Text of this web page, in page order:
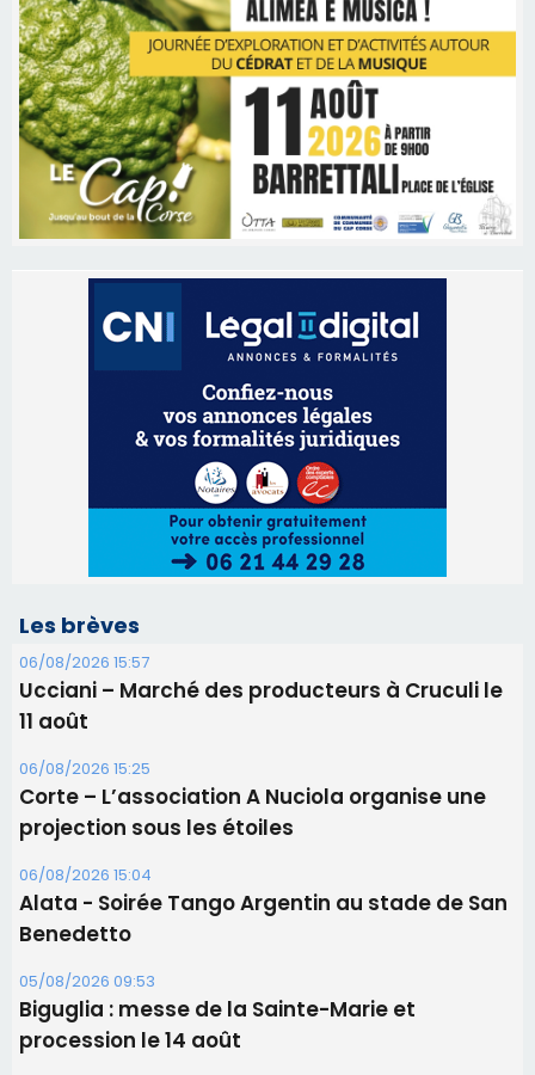
Les brèves
06/08/2026 15:57
Ucciani – Marché des producteurs à Cruculi le
11 août
06/08/2026 15:25
Corte – L’association A Nuciola organise une
projection sous les étoiles
06/08/2026 15:04
Alata - Soirée Tango Argentin au stade de San
Benedetto
05/08/2026 09:53
Biguglia : messe de la Sainte-Marie et
procession le 14 août